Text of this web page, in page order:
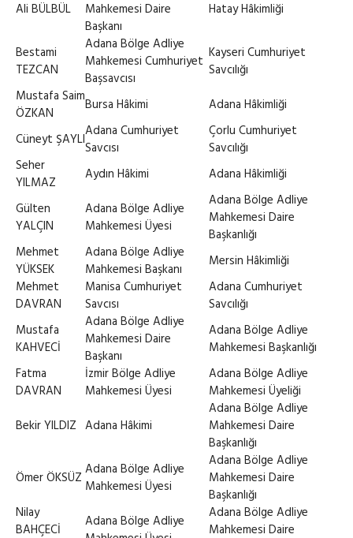
Ali BÜLBÜL
Mahkemesi Daire
Başkanı
Hatay Hâkimliği
Bestami
TEZCAN
Adana Bölge Adliye
Mahkemesi Cumhuriyet
Başsavcısı
Kayseri Cumhuriyet
Savcılığı
Mustafa Saim
ÖZKAN
Bursa Hâkimi
Adana Hâkimliği
Cüneyt ŞAYLIAdana Cumhuriyet
Savcısı
Çorlu Cumhuriyet
Savcılığı
Seher
YILMAZ
Aydın Hâkimi
Adana Hâkimliği
Gülten
YALÇIN
Adana Bölge Adliye
Mahkemesi Üyesi
Adana Bölge Adliye
Mahkemesi Daire
Başkanlığı
Mehmet
YÜKSEK
Adana Bölge Adliye
Mahkemesi Başkanı
Mersin Hâkimliği
Mehmet
DAVRAN
Manisa Cumhuriyet
Savcısı
Adana Cumhuriyet
Savcılığı
Mustafa
KAHVECİ
Adana Bölge Adliye
Mahkemesi Daire
Başkanı
Adana Bölge Adliye
Mahkemesi Başkanlığı
Fatma
DAVRAN
İzmir Bölge Adliye
Mahkemesi Üyesi
Adana Bölge Adliye
Mahkemesi Üyeliği
Bekir YILDIZ Adana Hâkimi
Adana Bölge Adliye
Mahkemesi Daire
Başkanlığı
Ömer ÖKSÜZ Adana Bölge Adliye
Mahkemesi Üyesi
Adana Bölge Adliye
Mahkemesi Daire
Başkanlığı
Nilay
BAHÇECİ
Adana Bölge Adliye
Adana Bölge Adliye
Mahkemesi Daire